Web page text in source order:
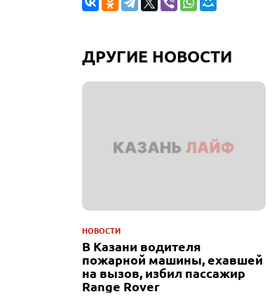
ДРУГИЕ НОВОСТИ
НОВОСТИ
В Казани водителя
пожарной машины, ехавшей
на вызов, избил пассажир
Range Rover